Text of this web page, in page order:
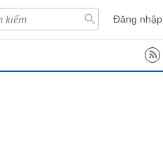
Đăng nhập